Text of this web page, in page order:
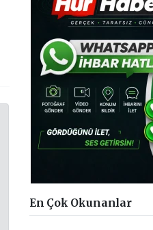
En Çok Okunanlar